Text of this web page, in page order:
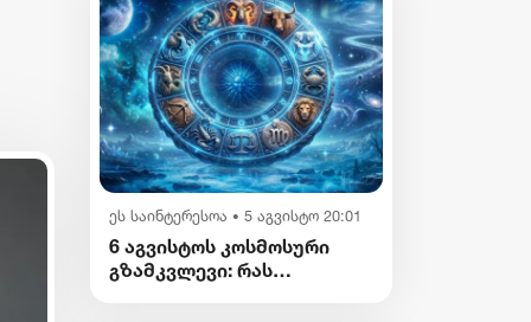
ეს საინტერესოა • 5 აგვისტო 20:01
6 აგვისტოს კოსმოსური
გზამკვლევი: რას